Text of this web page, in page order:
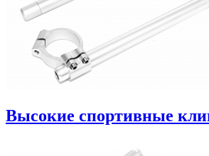
Высокие спортивные